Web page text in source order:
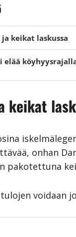
keikat laskussa
elää
keikat
onhan
pakotettuna
voidaan